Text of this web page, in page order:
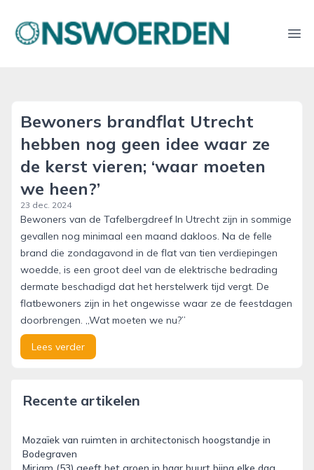
onswoerden.nl
Bewoners brandflat Utrecht
hebben nog geen idee waar ze
de kerst vieren; ‘waar moeten
we heen?’
23 dec. 2024
Bewoners van de Tafelbergdreef In Utrecht zijn in sommige
gevallen nog minimaal een maand dakloos. Na de felle
brand die zondagavond in de flat van tien verdiepingen
woedde, is een groot deel van de elektrische bedrading
dermate beschadigd dat het herstelwerk tijd vergt. De
flatbewoners zijn in het ongewisse waar ze de feestdagen
doorbrengen. ,,Wat moeten we nu?’’
Lees verder
Recente artikelen
Mozaïek van ruimten in architectonisch hoogstandje in
Bodegraven